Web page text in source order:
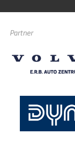
Partner